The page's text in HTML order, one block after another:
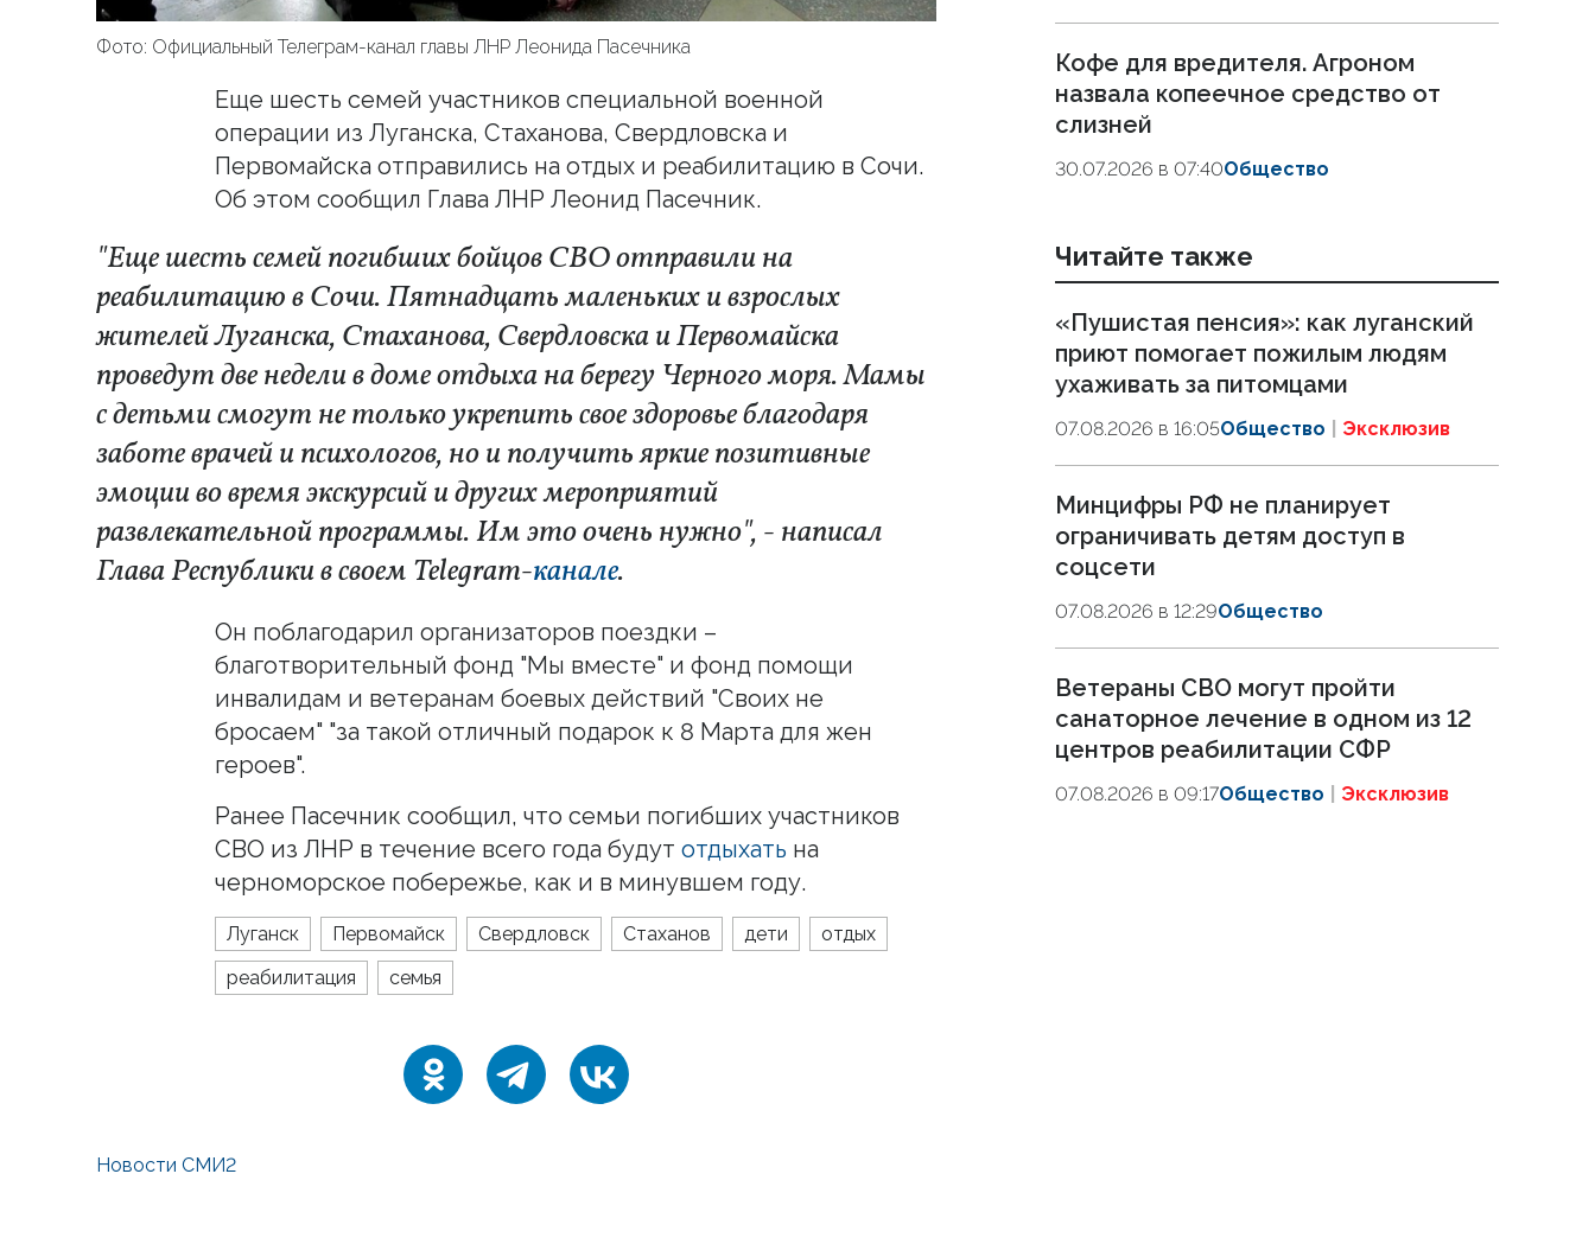
Фото: Официальный Телеграм-канал главы ЛНР Леонида Пасечника
Еще шесть семей участников специальной военной
операции из Луганска, Стаханова, Свердловска и
Первомайска отправились на отдых и реабилитацию в Сочи.
Об этом сообщил Глава ЛНР Леонид Пасечник.
"Еще шесть семей погибших бойцов СВО отправили на
реабилитацию в Сочи. Пятнадцать маленьких и взрослых
жителей Луганска, Стаханова, Свердловска и Первомайска
проведут две недели в доме отдыха на берегу Черного моря. Мамы
с детьми смогут не только укрепить свое здоровье благодаря
заботе врачей и психологов, но и получить яркие позитивные
эмоции во время экскурсий и других мероприятий
развлекательной программы. Им это очень нужно", - написал
Глава Республики в своем Telegram-канале.
Он поблагодарил организаторов поездки –
благотворительный фонд "Мы вместе" и фонд помощи
инвалидам и ветеранам боевых действий "Своих не
бросаем" "за такой отличный подарок к 8 Марта для жен
героев".
Ранее Пасечник сообщил, что семьи погибших участников
СВО из ЛНР в течение всего года будут отдыхать на
черноморское побережье, как и в минувшем году.
Луганск Первомайск Свердловск Стаханов дети
отдых
реабилитация
семья
Кофе для вредителя. Агроном
назвала копеечное средство от
слизней
30.07.2026 в 07:40Общество
Читайте также
«Пушистая пенсия»: как луганский
приют помогает пожилым людям
ухаживать за питомцами
07.08.2026 в 16:05Общество Эксклюзив
Минцифры РФ не планирует
ограничивать детям доступ в
соцсети
07.08.2026 в 12:29Общество
Ветераны СВО могут пройти
санаторное лечение в одном из 12
центров реабилитации СФР
07.08.2026 в 09:17Общество Эксклюзив
Новости СМИ2